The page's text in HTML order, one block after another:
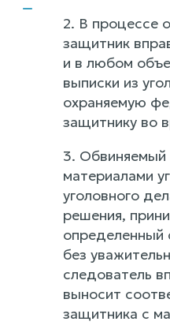
2. В процессе
защитник
и в любом
выписки из
охраняемую
защитнику во
3. Обвиняемый
материалами
уголовного
решения,
определенный
без
следователь
выносит
защитника с